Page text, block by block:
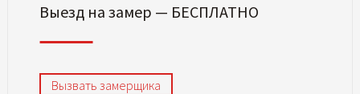
Выезд на замер — БЕСПЛАТНО
Вызвать замерщика